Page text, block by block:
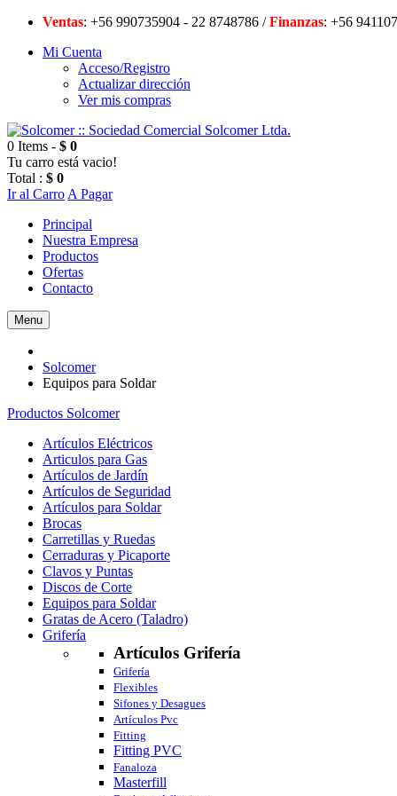
Ventas: +56 990735904 - 22 8748786 /Finanzas: +56
Mi Cuenta
Acceso/Registro
Actualizar dirección
Ver mis compras
0 Items - $ 0
Tu carro está vacio!
Total : $ 0
Ir al Carro A Pagar
Principal
Nuestra Empresa
Productos
Ofertas
Contacto
Menu
Solcomer
Equipos para Soldar
Productos Solcomer
Artículos Eléctricos
Articulos para Gas
Artículos de Jardín
Artículos de Seguridad
Artículos para Soldar
Brocas
Carretillas y Ruedas
Cerraduras y Picaporte
Clavos y Puntas
Discos de Corte
Equipos para Soldar
Gratas de Acero (Taladro)
Grifería
Artículos Grifería
Grifería
Flexibles
Sifones y Desagues
Artículos Pvc
Fitting
Fitting PVC
Fanaloza
Masterfill